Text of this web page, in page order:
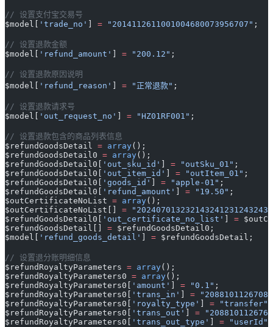
// 设置支付宝交易号
$model[
'trade_no' = "2014112611001004680073956707" ;
// 设置退款金额
$model[
'refund_amount' = "200.12" ;
// 设置退款原因说明
$model[
'refund_reason' = "正常退款" ;
// 设置退款请求号
$model[
'out_request_no' = "HZ01RF001" ;
// 设置退款包含的商品列表信息
$refundGoodsDetail = array();
$refundGoodsDetail0 = array();
$refundGoodsDetail0[
'out_sku_id' = "outSku_01" ;
$refundGoodsDetail0[
'out_item_id' = "outItem_01" ;
$refundGoodsDetail0[
'goods_id' = "apple-01" ;
$refundGoodsDetail0[
'refund_amount' = "19.50" ;
$outCertificateNoList = array();
$outCertificateNoList[] =
$refundGoodsDetail0[
'out_certificate_no_list' =
$refundGoodsDetail[] = $refundGoodsDetail0;
$model[
'refund_goods_detail' = $refundGoodsDetail;
// 设置退分账明细信息
$refundRoyaltyParameters = array();
$refundRoyaltyParameters0 = array();
$refundRoyaltyParameters0[
'amount' = "0.1" ;
$refundRoyaltyParameters0[
'trans_in' =
$refundRoyaltyParameters0[
'royalty_type' = "transfer"
$refundRoyaltyParameters0[
'trans_out' =
$refundRoyaltyParameters0[
'trans_out_type' = "userId"